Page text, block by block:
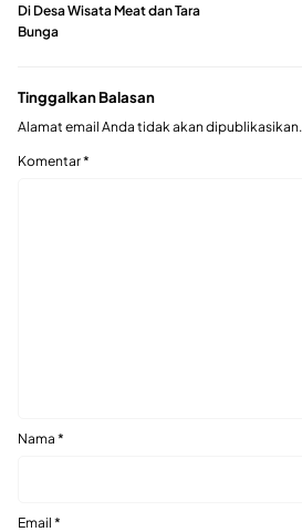
Di Desa Wisata Meat dan Tara
Bunga
Tinggalkan Balasan
Alamat email Anda tidak akan dipublikasikan.
Komentar*
Nama *
Email *